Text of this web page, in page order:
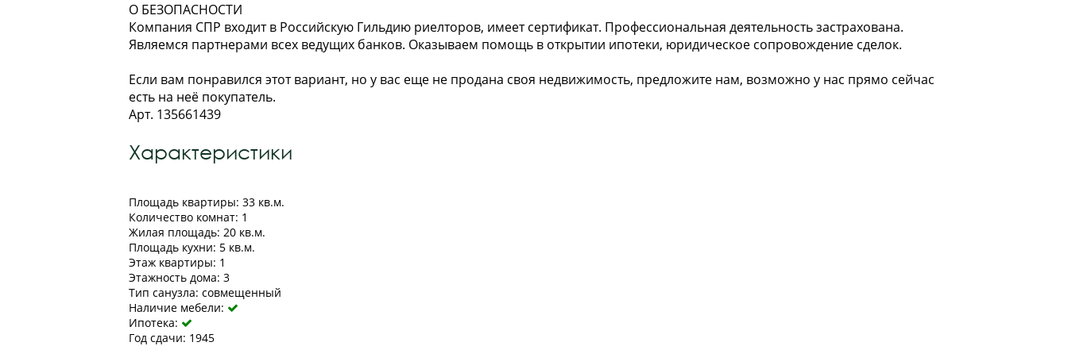
О БЕЗОПАСНОСТИ
Компания СПР входит в Российскую Гильдию риелторов, имеет сертификат. Профессиональная деятельность застрахована.
Являемся партнерами всех ведущих банков. Оказываем помощь в открытии ипотеки, юридическое сопровождение сделок.
Если вам понравился этот вариант, но у вас еще не продана своя недвижимость, предложите нам, возможно у нас прямо сейчас
есть на неё покупатель.
Арт. 135661439
Характеристики
Площадь квартиры: 33 кв.м.
Количество комнат: 1
Жилая площадь: 20 кв.м.
Площадь кухни: 5 кв.м.
Этаж квартиры: 1
Этажность дома: 3
Тип санузла: совмещенный
Наличие мебели: 
Ипотека: 
Год сдачи: 1945